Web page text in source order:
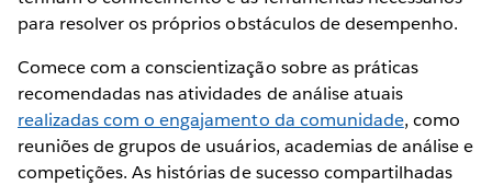
para resolver os próprios obstáculos de desempenho.
Comece com a conscientização sobre as práticas
recomendadas nas atividades de análise atuais
realizadas com o engajamento da comunidade, como
reuniões de grupos de usuários, academias de análise e
competições. As histórias de sucesso compartilhadas